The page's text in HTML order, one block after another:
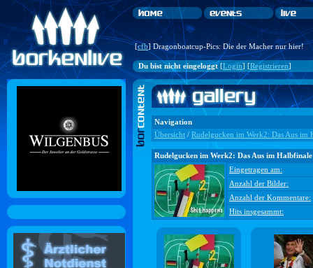
[cfb] Dragonboatcup-Pics: Die der Macher nur hier!
Du bist nicht eingeloggt[Login] [Registrieren]
Navigation
Übersicht / Rudelgucken im Werk2: Das Aus im
Rudelgucken im Werk2: Das Aus im
Eingetragen am:
Anzahl der Bilder:
Anzahl der Kommentare:
Hits insgesammt: